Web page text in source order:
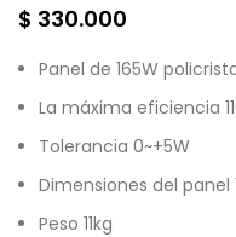
$ 330.000
Panel de 165W
La máxima eficiencia
Tolerancia 0~+5W
Dimensiones del panel
Peso 11kg